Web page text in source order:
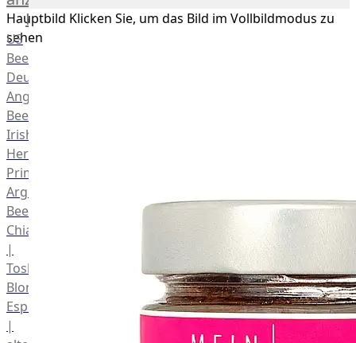
Rind
US
Beef
Deutsches
Angus
Beef
Irish
Hereford
Prime
Argentina
Beef
Chianina
|
Toskana
Blonda
Espanola
|
Hauptbild Klicken Sie, um das Bild im Vollbildmodus zu
sehen